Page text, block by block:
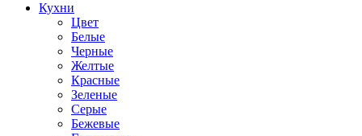
Кухни
Цвет
Белые
Черные
Желтые
Красные
Зеленые
Серые
Бежевые